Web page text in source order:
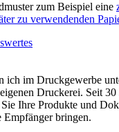
zum Beispiel eine
zu verwendenden
ich im Druckgewerbe
Druckerei. Seit 30
Ihre Produkte und
bringen.